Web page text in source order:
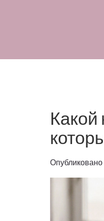
Какой
Опубликовано